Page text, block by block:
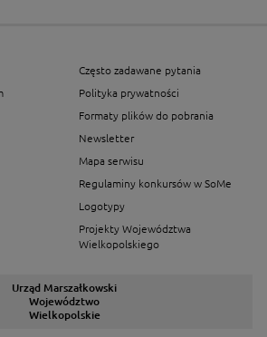
Często zadawane pytania
Polityka prywatności
Formaty plików do pobrania
Newsletter
Mapa serwisu
Regulaminy konkursów w SoMe
Logotypy
Projekty Województwa
Wielkopolskiego
Urząd Marszałkowski
Województwo
Wielkopolskie